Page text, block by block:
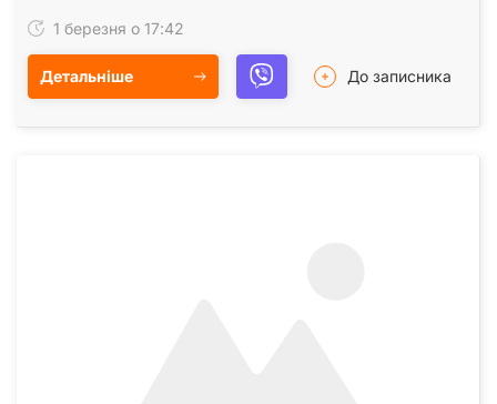
1 березня о 17:42
Детальніше До записника